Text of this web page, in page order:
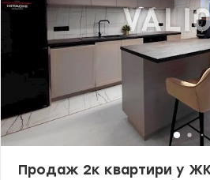
захід, вул. І Виговського. Планування
квартири 42,4 м2. Функціонально
вітальні 18,5 м2, кімнати 13 м2,
санвузла 4,65 м2. Будинок на стадії
Отримання ключів через 2-3 місяці.
відсвяткувати новосілля в цьому році
найкраща в комплексі. Перепоступка
варіанти. Телефонуйте щоб дізнатись
0504434948 Оксана Романець valion.ua/
Продаж 2к квартири у